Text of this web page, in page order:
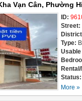
Vạn Cân, Phường
Đức, diện tích
ID:
Street:
Type:
TIỀN
Status:
More »